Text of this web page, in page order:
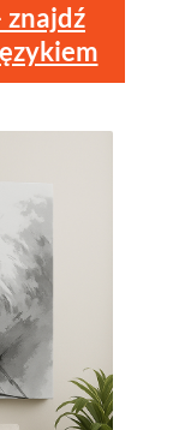
znajdź